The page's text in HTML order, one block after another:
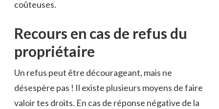
coûteuses.
Recours en cas de refus du
propriétaire
Un refus peut être décourageant, mais ne
désespère pas ! Il existe plusieurs moyens de faire
valoir tes droits. En cas de réponse négative de la